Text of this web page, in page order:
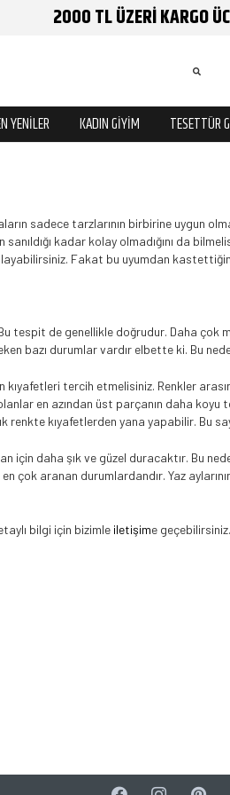
2000 TL ÜZERİ KARGO
YENİLER KADIN GİYİM TESETTÜR
sadece tarzlarının birbirine uygun
sanıldığı kadar kolay olmadığını da
Fakat bu uyumdan
tespit de genellikle doğrudur. Daha
bazı durumlar vardır elbette ki. Bu
tercih etmelisiniz. Renkler
en azından üst parçanın daha
renkte kıyafetlerden yana yapabilir. Bu
için daha şık ve güzel duracaktır. Bu
çok aranan durumlardandır. Yaz
bilgi için bizimle iletişime geçebilirsiniz.